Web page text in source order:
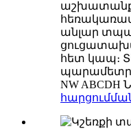
անլար
հետ կապ։
NW ABCDH
հարցում